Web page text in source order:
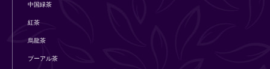
中国緑茶
紅茶
烏龍茶
プーアル茶